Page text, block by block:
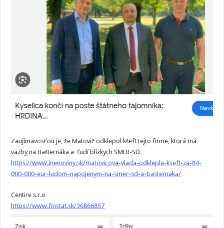
Zaujímavosťou je, že Matovič odklepol kšeft tejto firme, ktorá má
väzby na Bašternáka a ľudí blízkych SMER-SD.
https://www.inenoviny.sk/matovicova-vlada-odklepla-kseft-za-84-
000-000-eur-ludom-napojenym-na-smer-sd-a-basternaka/
Centire s.r.o
https://www.finstat.sk/36866857